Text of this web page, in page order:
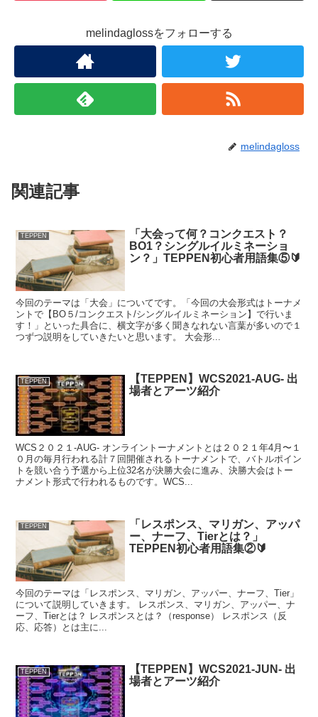
melindaglossをフォローする
melindagloss
関連記事
TEPPEN
「大会って何？コンクエスト？
BO1？シングルイルミネーショ
ン？」TEPPEN初心者用語集⑤🔰
今回のテーマは「大会」についてです。「今回の大会形式はトーナメ
ントで【BO５/コンクエスト/シングルイルミネーション】で行いま
す！」といった具合に、横文字が多く聞きなれない言葉が多いので１
つずつ説明をしていきたいと思います。 大会形...
TEPPEN
【TEPPEN】WCS2021-AUG- 出
場者とアーツ紹介
WCS２０２１-AUG- オンライントーナメントとは２０２１年4月〜１
０月の毎月行われる計７回開催されるトーナメントで、バトルポイン
トを競い合う予選から上位32名が決勝大会に進み、決勝大会はトー
ナメント形式で行われるものです。WCS...
TEPPEN
「レスポンス、マリガン、アッパ
ー、ナーフ、Tierとは？」
TEPPEN初心者用語集②🔰
今回のテーマは「レスポンス、マリガン、アッパー、ナーフ、Tier」
について説明していきます。 レスポンス、マリガン、アッパー、ナ
ーフ、Tierとは？ レスポンスとは？（response） レスポンス（反
応、応答）とは主に...
TEPPEN
【TEPPEN】WCS2021-JUN- 出
場者とアーツ紹介